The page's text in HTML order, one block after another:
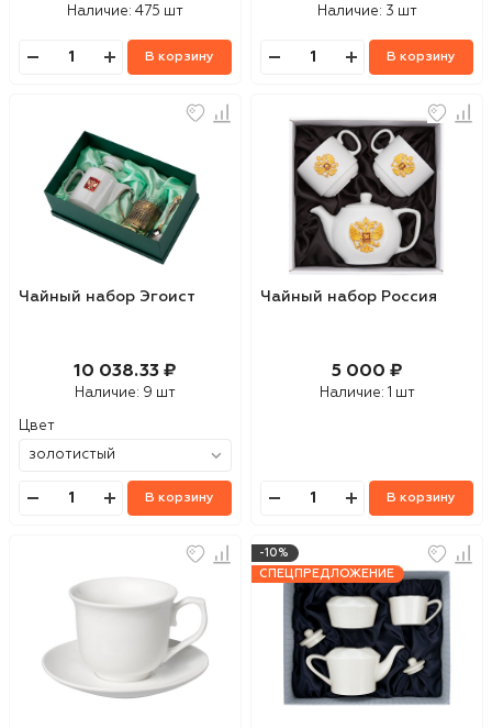
Наличие: 475 шт
В корзину
Наличие: 3 шт
В корзину
Чайный набор Эгоист
10 038.33 ₽
Наличие: 9 шт
Цвет
В корзину
Чайный набор Россия
5 000 ₽
Наличие: 1 шт
В корзину
-10%
СПЕЦПРЕДЛОЖЕНИЕ